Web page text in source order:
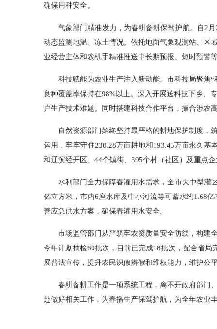
确保用种安全。
气象部门精准发力，为春耕备耕保驾护航。自2
动态监测地温、冻土情况。依托地面气象观测站、区
业经营主体和农机手精准推送中长期预报、短时预警
科技赋能为农业生产注入新动能。市科技局聚焦
良种覆盖率保持在98%以上。深入开展送科技下乡、
户生产技术难题。同时搭建科技合作平台，撮合涉农
自然资源部门始终坚持最严格的耕地保护制度，
运用，牢牢守住230.28万亩耕地和193.45万亩永久
和辽滨经开区、44个镇街、395个村（社区）及重点
水利部门全力保障春灌用水需求，全市大中型灌
亿立方米，市内6座水库及中小河流等可蓄水约1.68
善应急供水方案，确保春灌用水安全。
市场监管部门从严筑牢农资质量安全防线，构建
今年计划抽检60批次，目前已完成18批次，配合省
展普法宣传，提升农民识假辨假和维权能力，维护公
春耕备耕工作是一项系统工程，离不开政府部门
赴做好相关工作，为春播生产保驾护航，为全年农业